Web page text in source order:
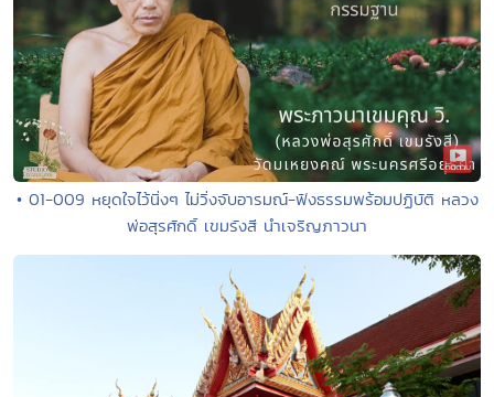
• 01-009 หยุดใจไว้นิ่งๆ ไม่วิ่งจับอารมณ์-ฟังธรรมพร้อมปฏิบัติ หลวง
พ่อสุรศักดิ์ เขมรังสี นำเจริญภาวนา